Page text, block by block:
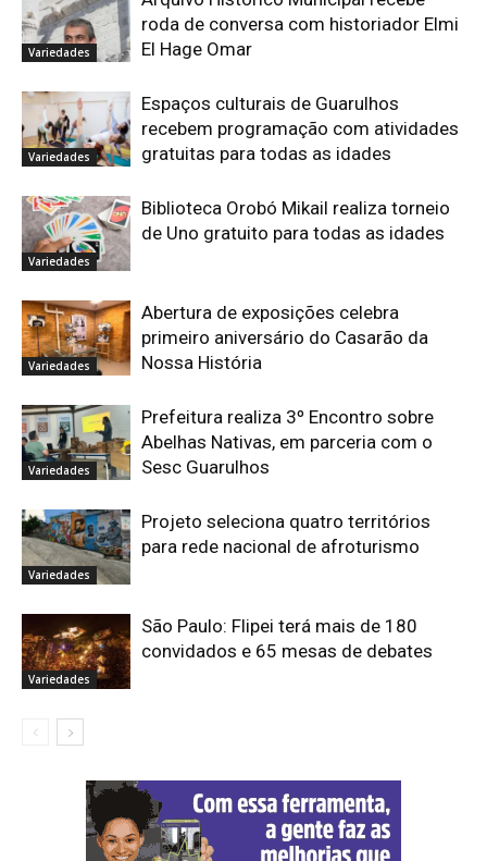
Variedades
roda de conversa com historiador Elmi
El Hage Omar
Variedades
Espaços culturais de Guarulhos
recebem programação com atividades
gratuitas para todas as idades
Variedades
Biblioteca Orobó Mikail realiza torneio
de Uno gratuito para todas as idades
Variedades
Abertura de exposições celebra
primeiro aniversário do Casarão da
Nossa História
Variedades
Prefeitura realiza 3º Encontro sobre
Abelhas Nativas, em parceria com o
Sesc Guarulhos
Variedades
Projeto seleciona quatro territórios
para rede nacional de afroturismo
Variedades
São Paulo: Flipei terá mais de 180
convidados e 65 mesas de debates